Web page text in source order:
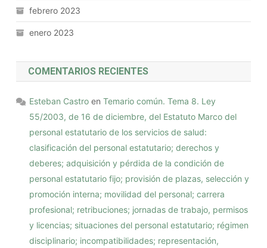
febrero 2023
enero 2023
COMENTARIOS RECIENTES
Esteban Castro enTemario común. Tema 8. Ley
55/2003, de 16 de diciembre, del Estatuto Marco del
personal estatutario de los servicios de salud:
clasificación del personal estatutario; derechos y
deberes; adquisición y pérdida de la condición de
personal estatutario fijo; provisión de plazas, selección y
promoción interna; movilidad del personal; carrera
profesional; retribuciones; jornadas de trabajo, permisos
y licencias; situaciones del personal estatutario; régimen
disciplinario; incompatibilidades; representación,